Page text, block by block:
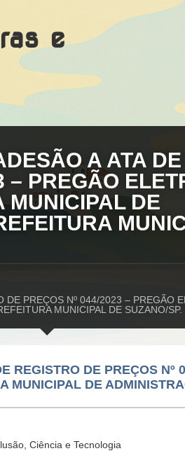
e
A ATA
– PREGÃO
MUNICIPAL DE
DE PREÇOS Nº 044/2023 – PREGÃO
MUNICIPAL DE SUZANO/SP.
REGISTRO DE PREÇOS Nº
MUNICIPAL DE
Ciência e Tecnologia